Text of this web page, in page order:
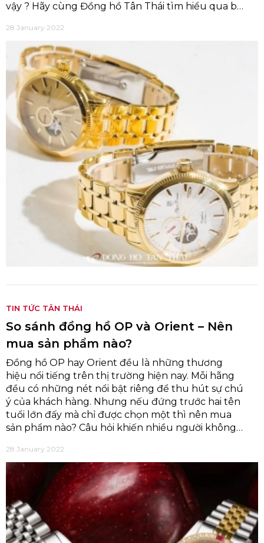
vậy ? Hãy cùng Đồng hồ Tân Thái tìm hiểu qua bài
28 January 2022
TIN TỨC TÂN THÁI
So sánh đồng hồ OP và Orient – Nên
mua sản phẩm nào?
Đồng hồ OP hay Orient đều là những thương
hiệu nổi tiếng trên thị trường hiện nay. Mỗi hãng
đều có những nét nổi bật riêng để thu hút sự chú
ý của khách hàng. Nhưng nếu đứng trước hai tên
tuổi lớn đấy mà chỉ được chọn một thì nên mua
sản phẩm nào? Câu hỏi khiến nhiều người không
Thái sẽ giúp bạn đưa ra lời giải chi tiết nhất.
28 January 2022